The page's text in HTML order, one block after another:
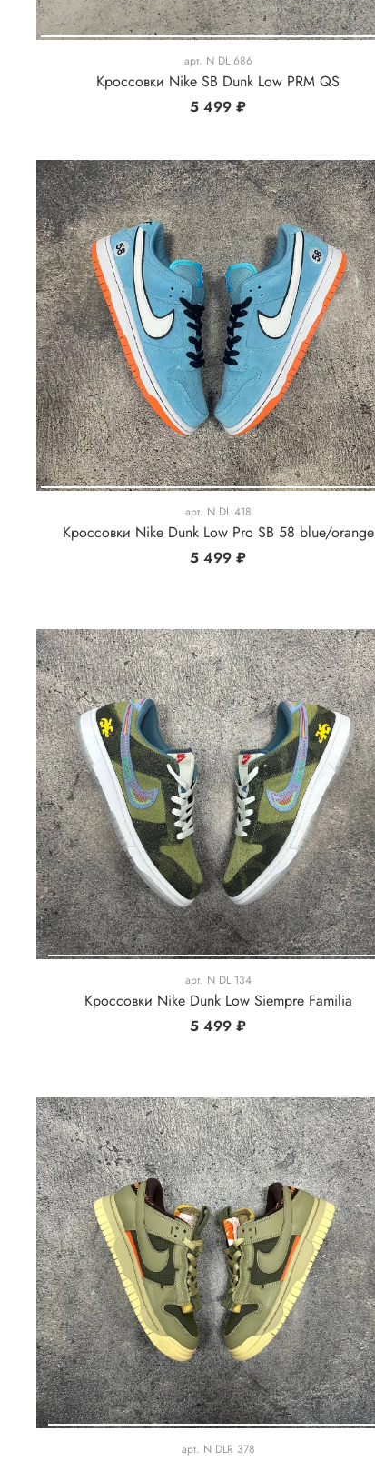
арт. N DL 686
Кроссовки Nike SB Dunk Low PRM QS
5 499 ₽
арт. N DL 418
Кроссовки Nike Dunk Low Pro SB 58 blue/orange
5 499 ₽
арт. N DL 134
Кроссовки Nike Dunk Low Siempre Familia
5 499 ₽
арт. N DLR 378